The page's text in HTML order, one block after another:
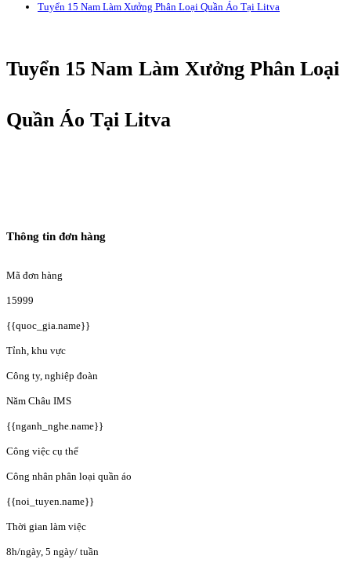
Tuyển 15 Nam Làm Xưởng Phân Loại Quần Áo Tại Litva
Tuyển 15 Nam Làm Xưởng Phân Loại
Quần Áo Tại Litva
Thông tin đơn hàng
Mã đơn hàng
15999
{{quoc_gia.name}}
Tỉnh, khu vực
Công ty, nghiệp đoàn
Năm Châu IMS
{{nganh_nghe.name}}
Công việc cụ thể
Công nhân phân loại quần áo
{{noi_tuyen.name}}
Thời gian làm việc
8h/ngày, 5 ngày/ tuần